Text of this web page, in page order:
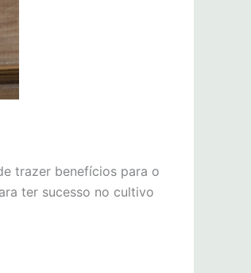
trazer benefícios para o
ter sucesso no cultivo